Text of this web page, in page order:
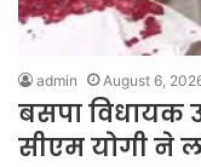
admin August 6,
बसपा विधायक
सीएम योगी ने